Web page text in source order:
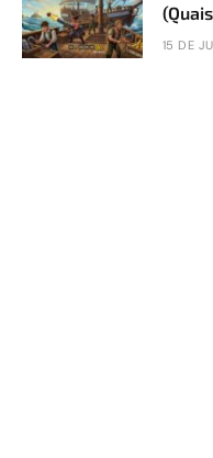
15 DE